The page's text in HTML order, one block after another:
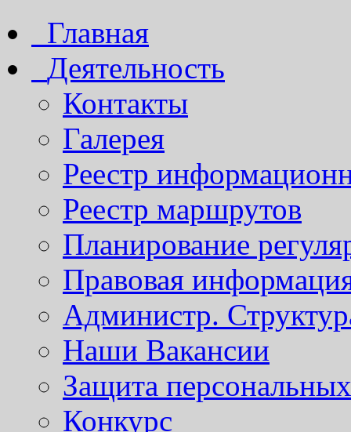
Главная
Деятельность
Контакты
Галерея
Реестр
Реестр маршрутов
Планирование
Правовая
Администр.
Наши Вакансии
Защита
Конкурс